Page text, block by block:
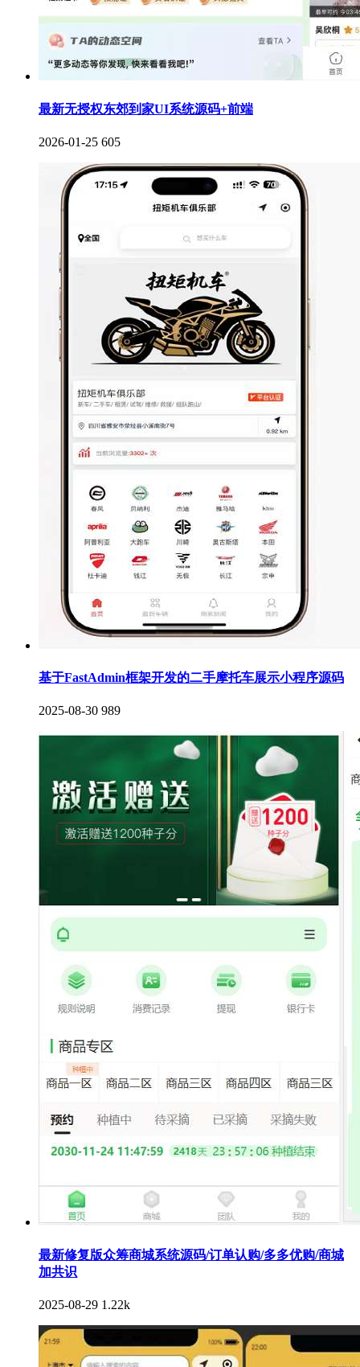
最新无授权东郊到家UI系统源码+前端
2026-01-25 605
基于FastAdmin框架开发的二手摩托车展示小程序源码
2025-08-30 989
最新修复版众筹商城系统源码/订单认购/多多优购/商城
加共识
2025-08-29 1.22k